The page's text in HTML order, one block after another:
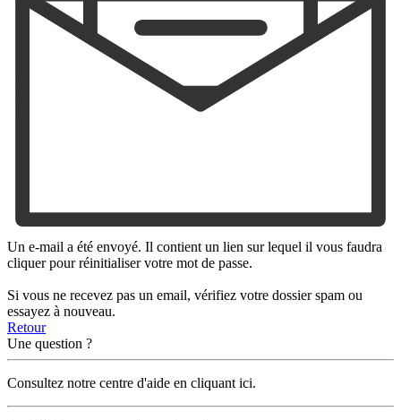
Un e-mail a été envoyé. Il contient un lien sur lequel il vous faudra
cliquer pour réinitialiser votre mot de passe.
Si vous ne recevez pas un email, vérifiez votre dossier spam ou
essayez à nouveau.
Retour
Une question ?
Consultez notre centre d'aide en cliquant ici.